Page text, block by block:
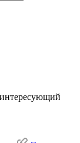
интересующий